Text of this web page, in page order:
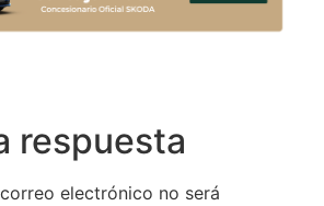
respuesta
electrónico no será